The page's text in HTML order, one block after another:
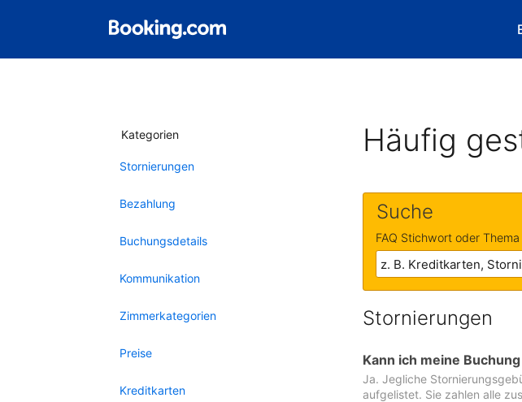
Kategorien
Stornierungen
Bezahlung
Buchungsdetails
Kommunikation
Zimmerkategorien
Preise
Kreditkarten
Häufig
Suche
FAQ Stichwort oder Thema
Stornierungen
Kann ich meine
Ja. Jegliche
aufgelistet. Sie zahlen alle